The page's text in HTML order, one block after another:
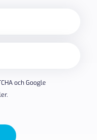
och Google